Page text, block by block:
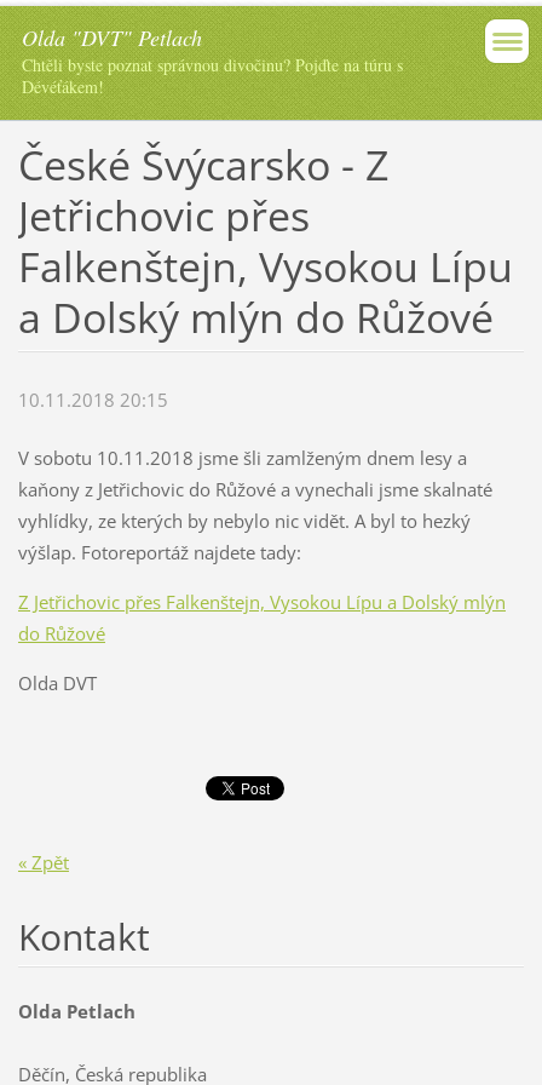
Olda "DVT" Petlach
Chtěli byste poznat správnou divočinu? Pojďte na túru s
Dévéťákem!
České Švýcarsko - Z
Jetřichovic přes
Falkenštejn, Vysokou Lípu
a Dolský mlýn do Růžové
10.11.2018 20:15
V sobotu 10.11.2018 jsme šli zamlženým dnem lesy a
kaňony z Jetřichovic do Růžové a vynechali jsme skalnaté
vyhlídky, ze kterých by nebylo nic vidět. A byl to hezký
výšlap. Fotoreportáž najdete tady:
Z Jetřichovic přes Falkenštejn, Vysokou Lípu a Dolský mlýn
do Růžové
Olda DVT
« Zpět
Kontakt
Olda Petlach
Děčín, Česká republika